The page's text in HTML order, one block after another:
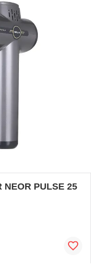
PULSE 25